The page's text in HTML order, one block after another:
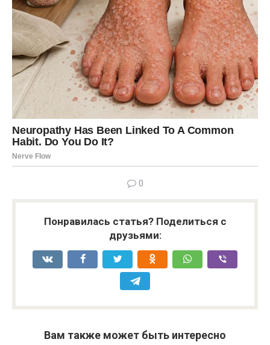
0
Понравилась статья? Поделиться с
друзьями:
Вам также может быть интересно